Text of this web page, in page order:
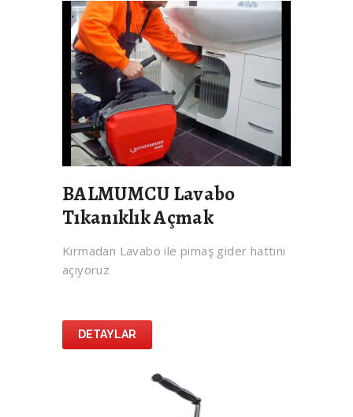
BALMUMCU Lavabo
Tıkanıklık Açmak
Kırmadan Lavabo ile pimaş gider hattını
açıyoruz
DETAYLAR